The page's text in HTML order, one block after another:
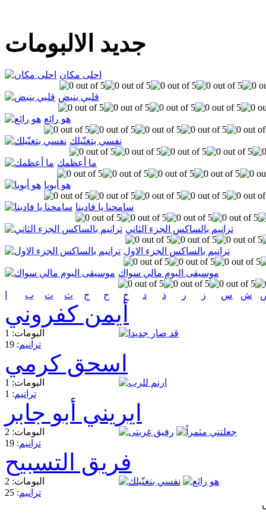
جديد الالبومات
احلى مكان
قلبي ينبض
هو رائع
نفسي بتغنّيلك
ما أعظمك
هو أبويا
سامحنا يا فادينا
ترانيم بالساكس الجزء الثاني
ترانيم بالساكس الجزء الاول
موسيقى البوم مالي سواك
ب ت ث ج ح خ د ذ ر ز س ش
أيمن كفروني
البومات: 1
ترانيم: 19
اسحق كرمي
البومات: 1
ترانيم: 1
ايريني أبو جابر
البومات: 2
ترانيم: 19
فريق التسبيح
البومات: 2
ترانيم: 25